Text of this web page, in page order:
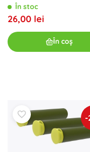
În stoc
26,00 lei
În coș
-